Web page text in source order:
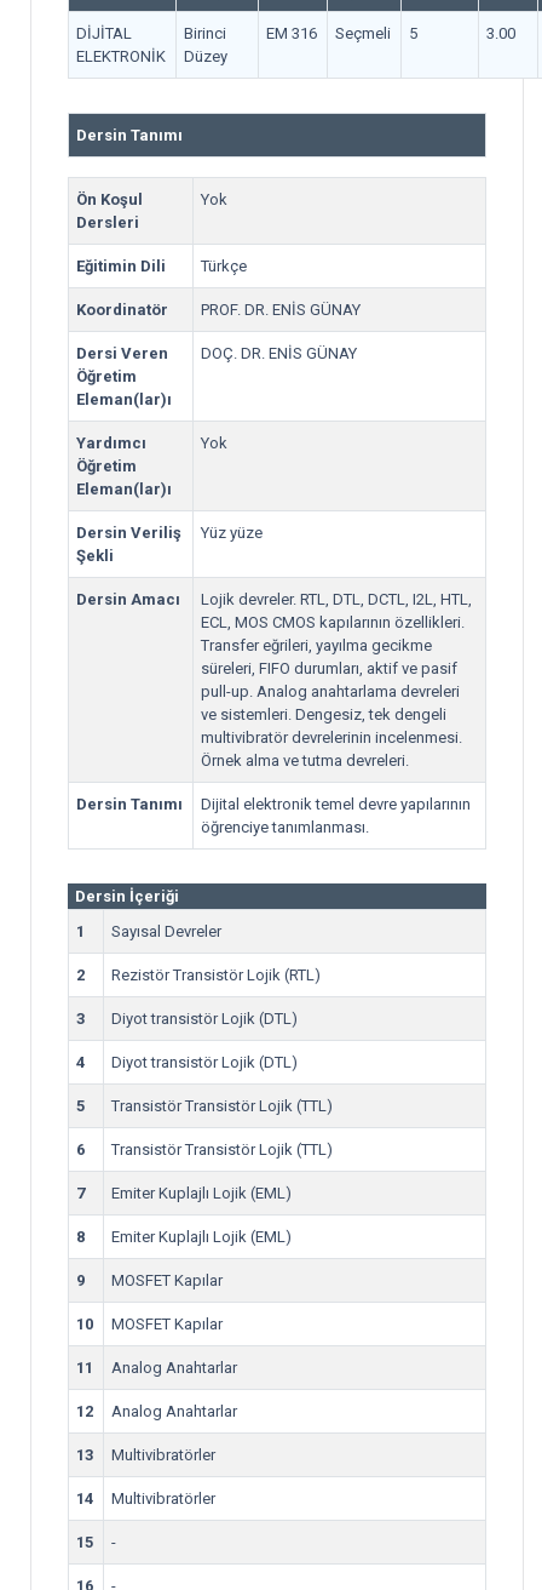
DİJİTAL
ELEKTRONİK
Birinci
Düzey
EM 316 Seçmeli 5 3.00
Dersin Tanımı
Ön Koşul
Dersleri
Yok
Eğitimin Dili Türkçe
Koordinatör PROF. DR. ENİS GÜNAY
Dersi Veren
Öğretim
Eleman(lar)ı
DOÇ. DR. ENİS GÜNAY
Yardımcı
Öğretim
Eleman(lar)ı
Yok
Dersin Veriliş
Şekli
Yüz yüze
Dersin Amacı
Lojik devreler. RTL, DTL, DCTL, I2L, HTL,
ECL, MOS CMOS kapılarının özellikleri.
Transfer eğrileri, yayılma gecikme
süreleri, FIFO durumları, aktif ve pasif
pull-up. Analog anahtarlama devreleri
ve sistemleri. Dengesiz, tek dengeli
multivibratör devrelerinin incelenmesi.
Örnek alma ve tutma devreleri.
Dersin Tanımı
Dijital elektronik temel devre yapılarının
öğrenciye tanımlanması.
Dersin İçeriği
1
Sayısal Devreler
2 Rezistör Transistör Lojik (RTL)
3 Diyot transistör Lojik (DTL)
4 Diyot transistör Lojik (DTL)
5 Transistör Transistör Lojik (TTL)
6 Transistör Transistör Lojik (TTL)
7 Emiter Kuplajlı Lojik (EML)
8 Emiter Kuplajlı Lojik (EML)
9 MOSFET Kapılar
10 MOSFET Kapılar
11 Analog Anahtarlar
12 Analog Anahtarlar
13 Multivibratörler
14 Multivibratörler
15 -
16 -